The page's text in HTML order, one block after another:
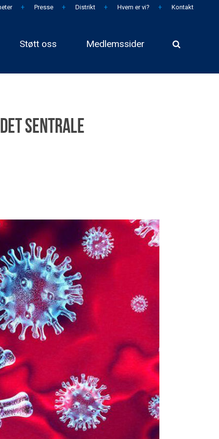
Presse Distrikt Hvem er vi? Kontakt
Støtt oss Medlemssider
sentrale